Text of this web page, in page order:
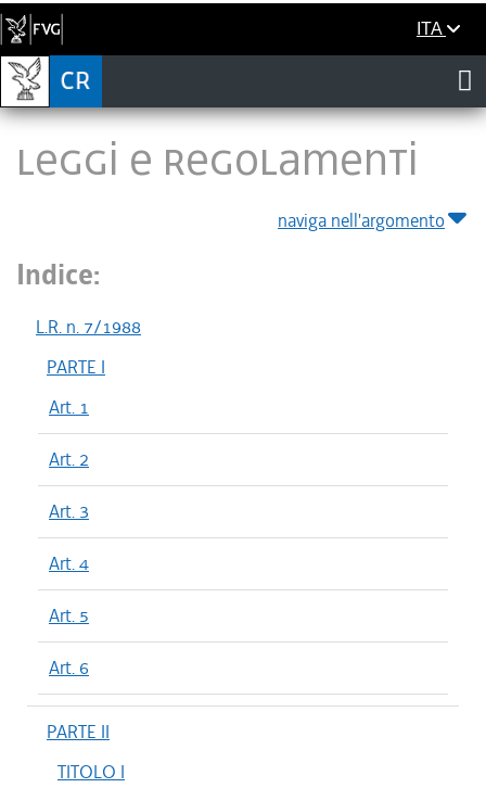
ITA
LEGGI E REGOLAMENTI
naviga nell'argomento
Indice:
L.R. n. 7/1988
PARTE I
Art. 1
Art. 2
Art. 3
Art. 4
Art. 5
Art. 6
PARTE II
TITOLO I